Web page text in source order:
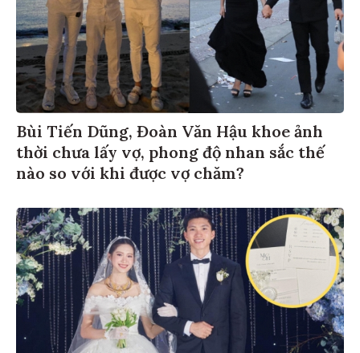
Bùi Tiến Dũng, Đoàn Văn Hậu khoe ảnh
thời chưa lấy vợ, phong độ nhan sắc thế
nào so với khi được vợ chăm?